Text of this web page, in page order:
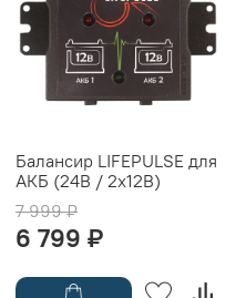
Балансир LIFEPULSE для
АКБ (24В / 2х12В)
7 999 ₽
6 799 ₽